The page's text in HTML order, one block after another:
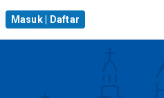
Masuk | Daftar